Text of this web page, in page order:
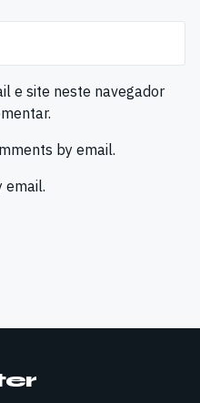
e site neste navegador
by email.
email.